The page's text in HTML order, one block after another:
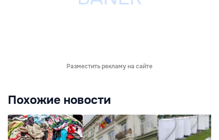
Разместить рекламу на сайте
Похожие новости